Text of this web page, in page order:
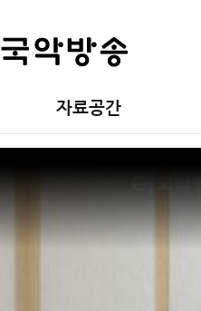
자료공간